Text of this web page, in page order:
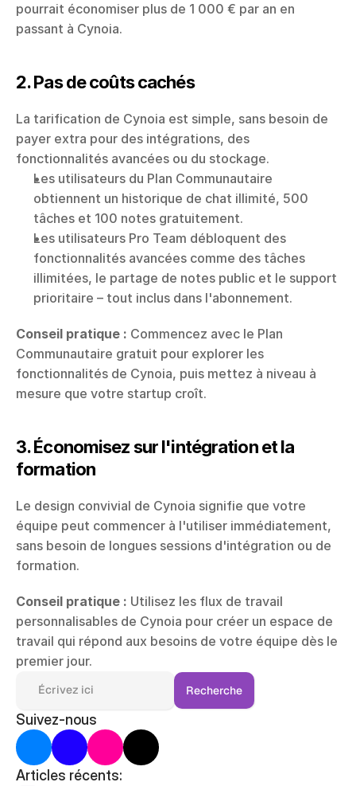
pourrait économiser plus de 1 000 € par an en
passant à Cynoia.
2. Pas de coûts cachés
La tarification de Cynoia est simple, sans besoin de
payer extra pour des intégrations, des
fonctionnalités avancées ou du stockage.
Les utilisateurs du Plan Communautaire
obtiennent un historique de chat illimité, 500
tâches et 100 notes gratuitement.
Les utilisateurs Pro Team débloquent des
fonctionnalités avancées comme des tâches
illimitées, le partage de notes public et le support
prioritaire – tout inclus dans l'abonnement.
Conseil pratique : Commencez avec le Plan
Communautaire gratuit pour explorer les
fonctionnalités de Cynoia, puis mettez à niveau à
mesure que votre startup croît.
3. Économisez sur l'intégration et la
formation
Le design convivial de Cynoia signifie que votre
équipe peut commencer à l'utiliser immédiatement,
sans besoin de longues sessions d'intégration ou de
formation.
Conseil pratique : Utilisez les flux de travail
personnalisables de Cynoia pour créer un espace de
travail qui répond aux besoins de votre équipe dès le
premier jour.
Écrivez ici Recherche
Suivez-nous
Articles récents: